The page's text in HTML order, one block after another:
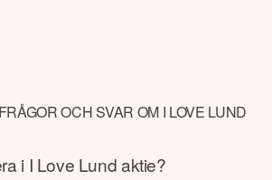
OCH SVAR OM I LOVE LUND
i I Love Lundaktie?